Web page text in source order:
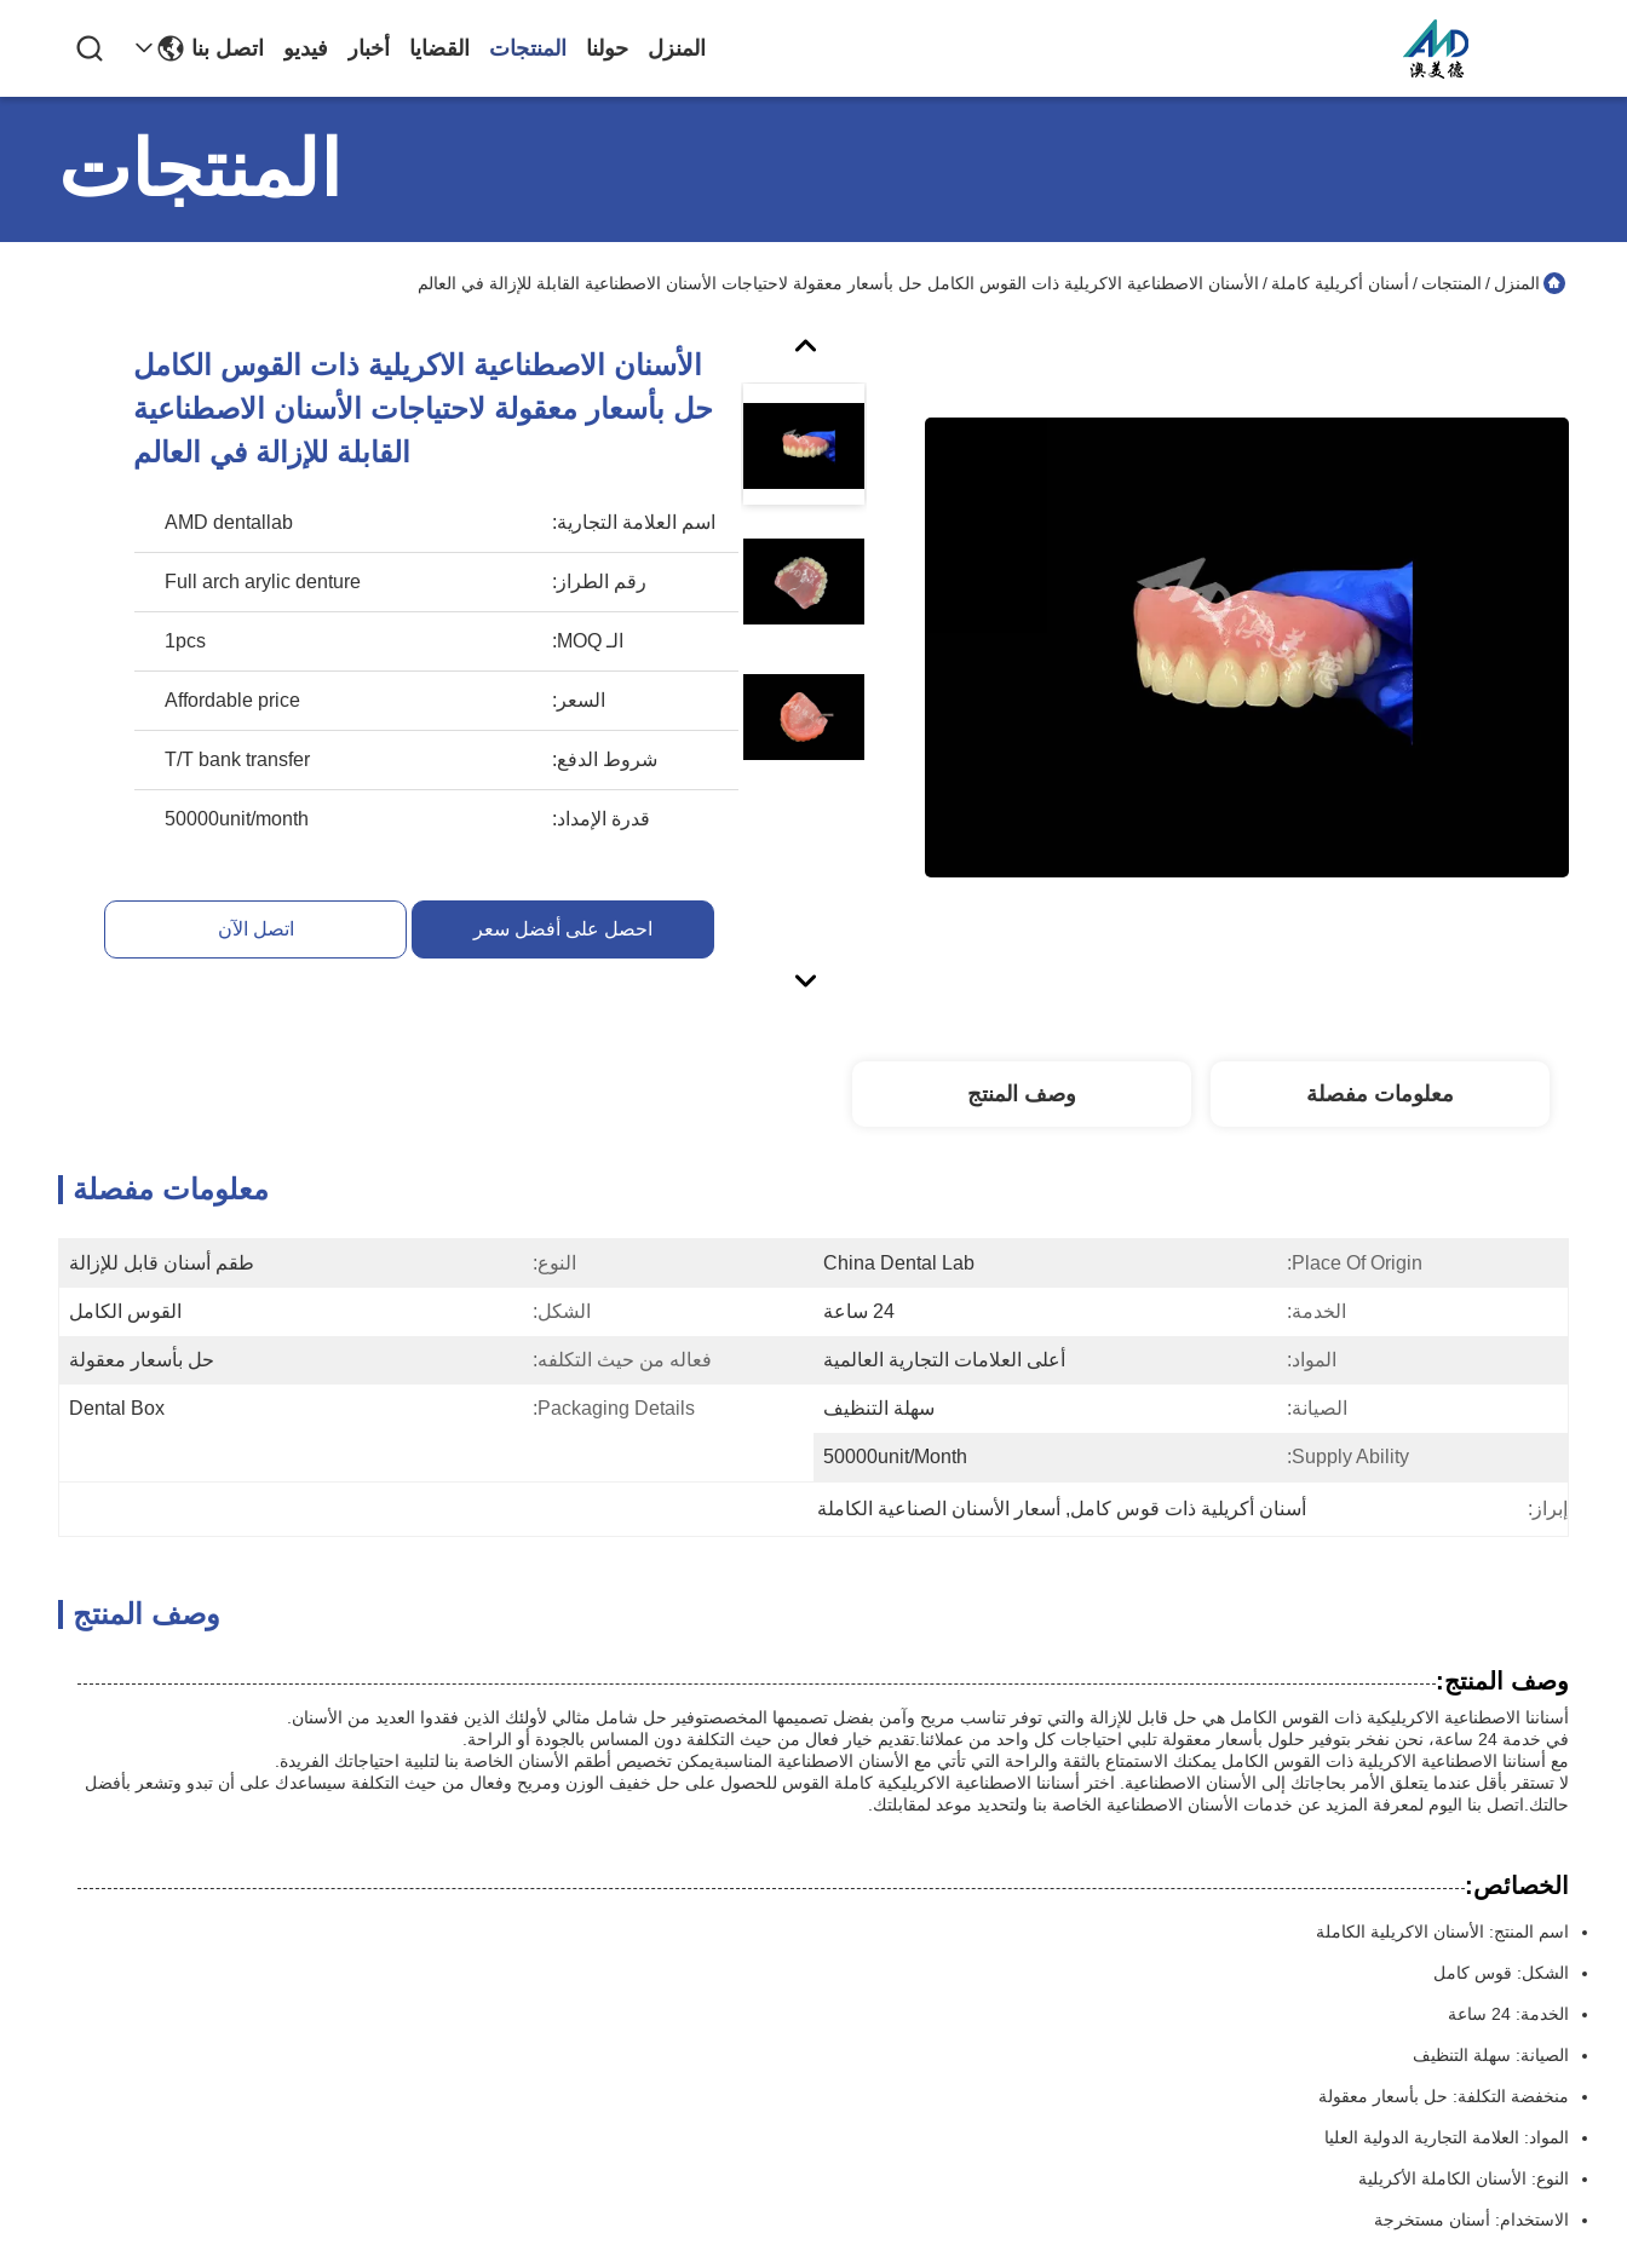
المنزل حولنا المنتجات القضايا أخبار فيديو اتصل بنا
المنتجات
المنزل / المنتجات / أسنان أكريلية كاملة / الأسنان الاصطناعية الاكريلية ذات القوس الكامل حل بأسعار معقولة لاحتياجات الأسنان الاصطناعية القابلة للإزالة في العالم
الأسنان الاصطناعية الاكريلية ذات القوس الكامل
حل بأسعار معقولة لاحتياجات الأسنان الاصطناعية
القابلة للإزالة في العالم
اسم العلامة التجارية: AMD dentallab
رقم الطراز: Full arch arylic denture
الـ MOQ: 1pcs
السعر: Affordable price
شروط الدفع: T/T bank transfer
قدرة الإمداد: 50000unit/month
احصل على أفضل سعر اتصل الآن
معلومات مفصلة وصف المنتج
معلومات مفصلة
Place Of Origin:
China Dental Lab النوع: طقم أسنان قابل للإزالة
الخدمة: 24 ساعة الشكل: القوس الكامل
المواد: أعلى العلامات التجارية العالمية فعاله من حيث التكلفه: حل بأسعار معقولة
الصيانة: سهلة التنظيف Packaging Details:
Dental Box
Supply Ability:
50000unit/month
إبراز: أسنان أكريلية ذات قوس كامل, أسعار الأسنان الصناعية الكاملة
وصف المنتج
وصف المنتج:
أسناننا الاصطناعية الاكريليكية ذات القوس الكامل هي حل قابل للإزالة والتي توفر تناسب مريح وآمن بفضل تصميمها المخصصتوفير حل شامل مثالي لأولئك الذين فقدوا العديد من الأسنان.
في خدمة 24 ساعة، نحن نفخر بتوفير حلول بأسعار معقولة تلبي احتياجات كل واحد من عملائنا.تقديم خيار فعال من حيث التكلفة دون المساس بالجودة أو الراحة.
مع أسناننا الاصطناعية الاكريلية ذات القوس الكامل يمكنك الاستمتاع بالثقة والراحة التي تأتي مع الأسنان الاصطناعية المناسبةيمكن تخصيص أطقم الأسنان الخاصة بنا لتلبية احتياجاتك الفريدة.
لا تستقر بأقل عندما يتعلق الأمر بحاجاتك إلى الأسنان الاصطناعية. اختر أسناننا الاصطناعية الاكريليكية كاملة القوس للحصول على حل خفيف الوزن ومريح وفعال من حيث التكلفة سيساعدك على أن تبدو وتشعر بأفضل
حالتك.اتصل بنا اليوم لمعرفة المزيد عن خدمات الأسنان الاصطناعية الخاصة بنا ولتحديد موعد لمقابلتك.
الخصائص:
اسم المنتج: الأسنان الاكريلية الكاملة
الشكل: قوس كامل
الخدمة: 24 ساعة
الصيانة: سهلة التنظيف
منخفضة التكلفة: حل بأسعار معقولة
المواد: العلامة التجارية الدولية العليا
النوع: الأسنان الكاملة الأكريلية
الاستخدام: أسنان مستخرجة